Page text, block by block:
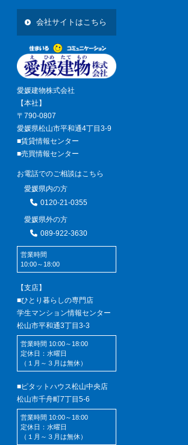
会社サイトはこちら
愛媛建物株式会社
【本社】
〒790-0807
愛媛県松山市平和通4丁目3-9
■賃貸情報センター
■売買情報センター
お電話でのご相談はこちら
愛媛県内の方
0120-21-0355
愛媛県外の方
089-922-3630
営業時間
10:00～18:00
【支店】
■ひとり暮らしの専門店
学生マンション情報センター
松山市平和通3丁目3-3
営業時間 10:00～18:00
定休日：水曜日
（１月～３月は無休）
■ピタットハウス松山中央店
松山市千舟町7丁目5-6
営業時間 10:00～18:00
定休日：水曜日
（１月～３月は無休）